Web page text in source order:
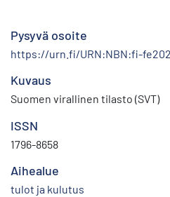
Pysyvä osoite
https://urn.fi/URN:NBN:fi-
Kuvaus
Suomen virallinen tilasto (SVT)
ISSN
1796-8658
Aihealue
tulot ja kulutus